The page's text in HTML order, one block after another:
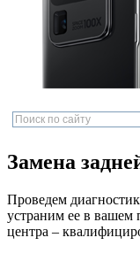
Замена
Проведем
устраним ее в вашем
центра –